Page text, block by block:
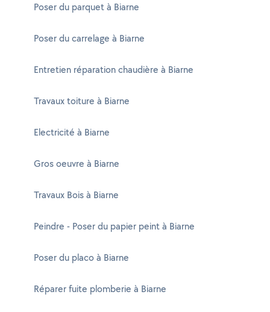
Poser du parquet à Biarne
Poser du carrelage à Biarne
Entretien réparation chaudière à Biarne
Travaux toiture à Biarne
Electricité à Biarne
Gros oeuvre à Biarne
Travaux Bois à Biarne
Peindre - Poser du papier peint à Biarne
Poser du placo à Biarne
Réparer fuite plomberie à Biarne